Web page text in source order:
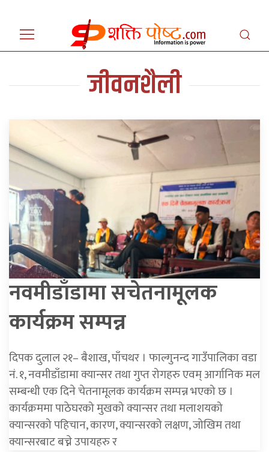
जीवनशैली
नवमीडाँडामा सचेतनामूलक
कार्यक्रम सम्पन्न
दिपक दुलाल २१– बैशाख, पाँचथर । फाल्गुनन्द गाउँपालिका वडा
नं. १, नवमीडाँडामा क्यान्सर तथा गुप्त रोगहरु एवम् आर्गानिक मल
सम्बन्धी एक दिने चेतनामूलक कार्यक्रम सम्पन्न भएको छ ।
कार्यक्रममा पाठेघरको मुखको क्यान्सर तथा मलाशयको
क्यान्सरको पहिचान, कारण, क्यान्सरको लक्षण, जोखिम तथा
क्यान्सरबाट बच्ने उपायहरु र